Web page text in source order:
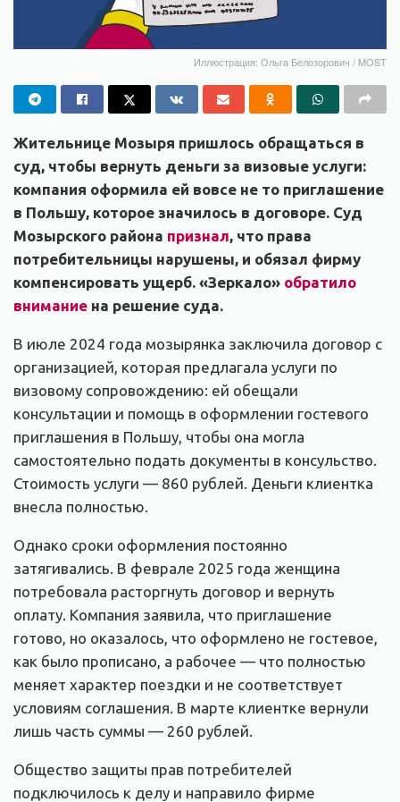
Иллюстрация: Ольга Белозорович / MOST
Жительнице Мозыря пришлось обращаться в
суд, чтобы вернуть деньги за визовые услуги:
компания оформила ей вовсе не то приглашение
в Польшу, которое значилось в договоре. Суд
Мозырского района признал, что права
потребительницы нарушены, и обязал фирму
компенсировать ущерб. «Зеркало» обратило
внимание на решение суда.
В июле 2024 года мозырянка заключила договор с
организацией, которая предлагала услуги по
визовому сопровождению: ей обещали
консультации и помощь в оформлении гостевого
приглашения в Польшу, чтобы она могла
самостоятельно подать документы в консульство.
Стоимость услуги — 860 рублей. Деньги клиентка
внесла полностью.
Однако сроки оформления постоянно
затягивались. В феврале 2025 года женщина
потребовала расторгнуть договор и вернуть
оплату. Компания заявила, что приглашение
готово, но оказалось, что оформлено не гостевое,
как было прописано, а рабочее — что полностью
меняет характер поездки и не соответствует
условиям соглашения. В марте клиентке вернули
лишь часть суммы — 260 рублей.
Общество защиты прав потребителей
подключилось к делу и направило фирме